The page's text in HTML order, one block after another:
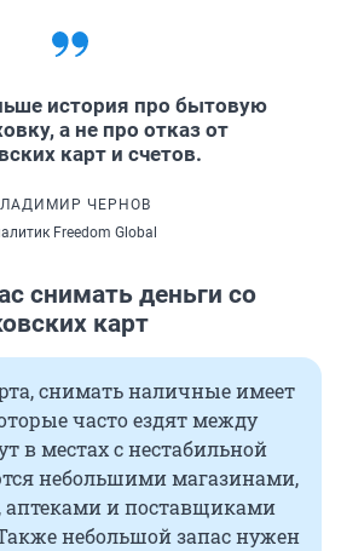
история про бытовую
а не про отказ от
карт и счетов.
ЧЕРНОВ
Freedom Global
снимать деньги со
карт
снимать наличные имеет
часто ездят между
в местах с нестабильной
небольшими магазинами,
аптеками и поставщиками
небольшой запас нужен